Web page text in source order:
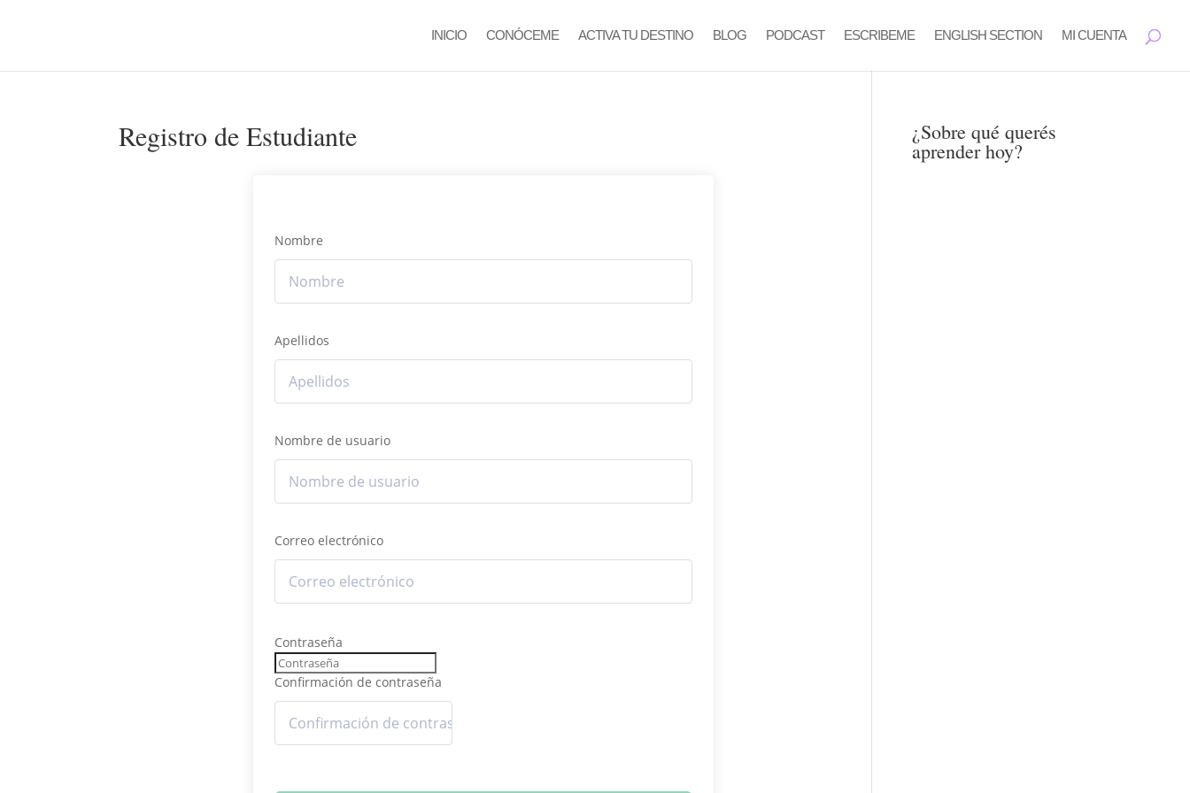
INICIO CONÓCEME ACTIVA TU DESTINO BLOG PODCAST ESCRIBEME ENGLISH SECTION MI CUENTA
Registro de Estudiante
Nombre
Apellidos
Nombre de usuario
Correo electrónico
Contraseña
Confirmación de contraseña
¿Sobre qué querés
aprender hoy?